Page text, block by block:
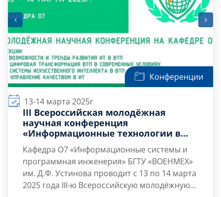
Конференции
13-14 марта 2025г
III Всероссийская молодёжная
научная конференция
«Информационные технологии в
высокотехнологичных
производствах (ВТП)»
Кафедра О7 «Информационные системы и
программная инженерия» БГТУ «ВОЕНМЕХ»
им. Д.Ф. Устинова проводит с 13 по 14 марта
2025 года III-ю Всероссийскую молодёжную